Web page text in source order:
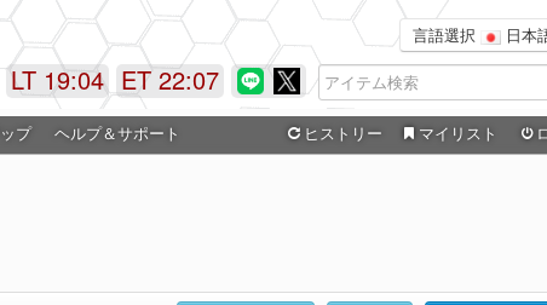
言語選択 日本
ET 22:07
LT 19:04
プ ヘルプ＆サポート ヒストリー マイリスト